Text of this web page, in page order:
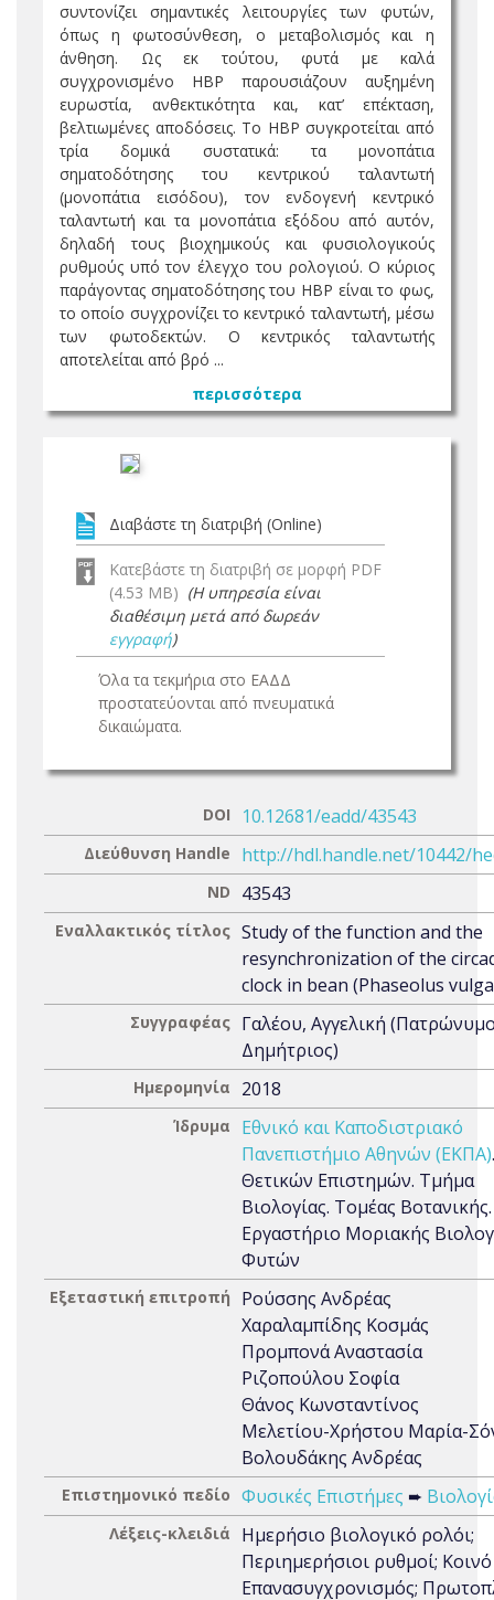
συντονίζει σημαντικές λειτουργίες των φυτών,
όπως η φωτοσύνθεση, ο μεταβολισμός και η
άνθηση. Ως εκ τούτου, φυτά με καλά
συγχρονισμένο ΗΒΡ παρουσιάζουν αυξημένη
ευρωστία, ανθεκτικότητα και, κατ’ επέκταση,
βελτιωμένες αποδόσεις. Το ΗΒΡ συγκροτείται από
τρία δομικά συστατικά: τα μονοπάτια
σηματοδότησης του κεντρικού ταλαντωτή
(μονοπάτια εισόδου), τον ενδογενή κεντρικό
ταλαντωτή και τα μονοπάτια εξόδου από αυτόν,
δηλαδή τους βιοχημικούς και φυσιολογικούς
ρυθμούς υπό τον έλεγχο του ρολογιού. Ο κύριος
παράγοντας σηματοδότησης του ΗΒΡ είναι το φως,
το οποίο συγχρονίζει το κεντρικό ταλαντωτή, μέσω
των φωτοδεκτών. Ο κεντρικός ταλαντωτής
αποτελείται από βρό ...
περισσότερα
Διαβάστε τη διατριβή (Online)
Κατεβάστε τη διατριβή σε μορφή PDF
(4.53 MB) (Η υπηρεσία είναι
διαθέσιμη μετά από δωρεάν
εγγραφή)
Όλα τα τεκμήρια στο ΕΑΔΔ
προστατεύονται από πνευματικά
δικαιώματα.
DOI 10.12681/eadd/43543
Διεύθυνση Handle http://hdl.handle.net/10442/
ND 43543
Εναλλακτικός τίτλος Study of the function and the
resynchronization of the
clock in bean (Phaseolus
Συγγραφέας Γαλέου, Αγγελική
Δημήτριος)
Ημερομηνία 2018
Ίδρυμα
Εθνικό και Καποδιστριακό
Πανεπιστήμιο Αθηνών (ΕΚΠΑ)
Θετικών Επιστημών. Τμήμα
Βιολογίας. Τομέας Βοτανικής.
Εργαστήριο Μοριακής
Φυτών
Εξεταστική επιτροπή
Ρούσσης Ανδρέας
Χαραλαμπίδης Κοσμάς
Προμπονά Αναστασία
Ριζοπούλου Σοφία
Θάνος Κωνσταντίνος
Μελετίου-Χρήστου Μαρία-
Βολουδάκης Ανδρέας
Επιστημονικό πεδίο Φυσικές Επιστήμες ➨
Λέξεις-κλειδιά
Ημερήσιο βιολογικό ρολόι;
Περιημερήσιοι ρυθμοί;
Επανασυγχρονισμός;